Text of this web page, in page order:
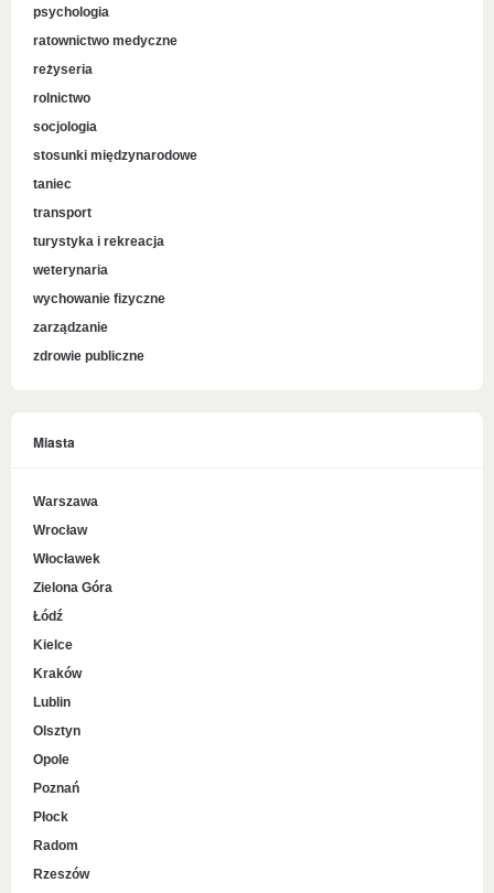
psychologia
ratownictwo medyczne
reżyseria
rolnictwo
socjologia
stosunki międzynarodowe
taniec
transport
turystyka i rekreacja
weterynaria
wychowanie fizyczne
zarządzanie
zdrowie publiczne
Miasta
Warszawa
Wrocław
Włocławek
Zielona Góra
Łódź
Kielce
Kraków
Lublin
Olsztyn
Opole
Poznań
Płock
Radom
Rzeszów